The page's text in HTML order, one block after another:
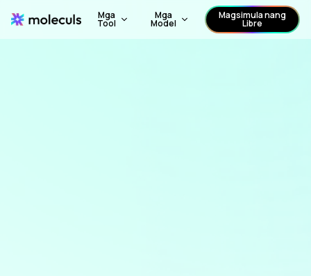
Mga
Tool
Mga
Model
Magsimula nang
Libre